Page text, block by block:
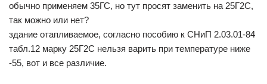
обычно применяем 35ГС, но тут просят заменить на 25Г2С,
так можно или нет?
здание отапливаемое, согласно пособию к СНиП 2.03.01-84
табл.12 марку 25Г2С нельзя варить при температуре ниже
-55, вот и все различие.